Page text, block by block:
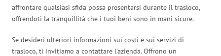
affrontare qualsiasi sfida possa presentarsi durante il trasloco,
offrendoti la tranquillità che i tuoi beni sono in mani sicure.
Se desideri ulteriori informazioni sui costi e sui servizi di
trasloco, ti invitiamo a contattare l’azienda. Offrono un